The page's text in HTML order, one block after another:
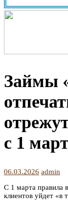
Займы
с 1
06.03.2026 admin
С 1 марта правила
клиентов уйдет «в